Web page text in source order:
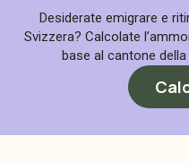
Desiderate emigrare e
Svizzera? Calcolate
base al cantone